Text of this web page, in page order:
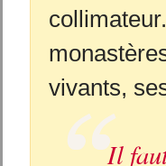
vivants,
Il